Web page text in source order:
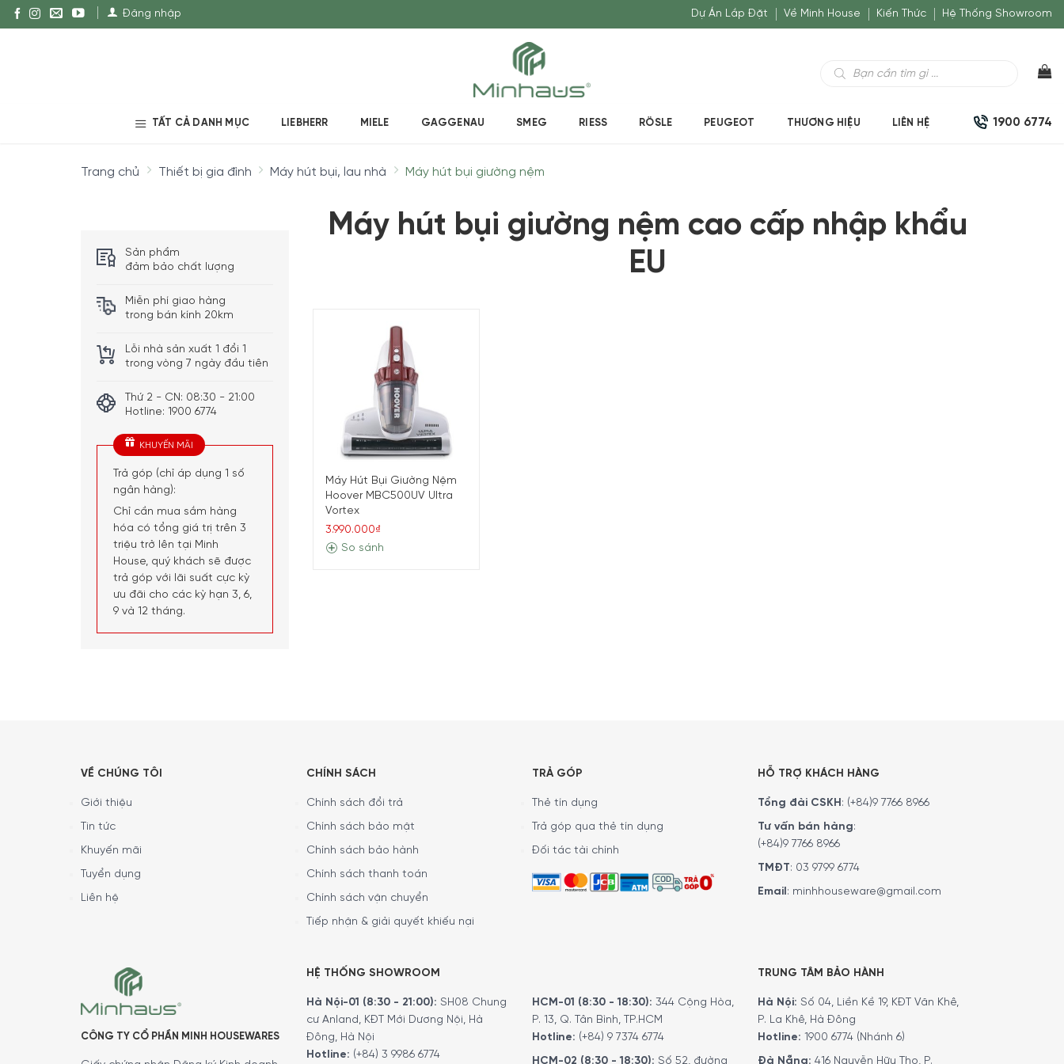
Đăng nhập Dự Án Lắp Đặt Về Minh House Kiến Thức Hệ Thống Showroom
kiếm
TẤT CẢ DANH MỤC LIEBHERR MIELE GAGGENAU SMEG RIESS RÖSLE PEUGEOT THƯƠNG HIỆU LIÊN HỆ 1900 6774
Trang chủ Thiết bị gia đình Máy hút bụi, lau nhà Máy hút bụi giường nệm
Sản phẩm
đảm bảo chất lượng
Miễn phí giao hàng
trong bán kính 20km
Lỗi nhà sản xuất 1 đổi 1
trong vòng 7 ngày đầu tiên
Thứ 2 - CN: 08:30 - 21:00
Hotline: 1900 6774
KHUYẾN MÃI
Trả góp (chỉ áp dụng 1 số
ngân hàng):
Chỉ cần mua sắm hàng
hóa có tổng giá trị trên 3
triệu trở lên tại Minh
House, quý khách sẽ được
trả góp với lãi suất cực kỳ
ưu đãi cho các kỳ hạn 3, 6,
9 và 12 tháng.
Máy hút bụi giường nệm cao cấp nhập khẩu
EU
Máy Hút Bụi Giường Nệm
Hoover MBC500UV Ultra
Vortex
3.990.000₫
So sánh
VỀ CHÚNG TÔI
Giới thiệu
Tin tức
Khuyến mãi
Tuyển dụng
Liên hệ
CHÍNH SÁCH
Chính sách đổi trả
Chính sách bảo mật
Chính sách bảo hành
Chính sách thanh toán
Chính sách vận chuyển
Tiếp nhận & giải quyết khiếu nại
TRẢ GÓP
Thẻ tín dụng
Trả góp qua thẻ tín dụng
Đối tác tài chính
HỖ TRỢ KHÁCH HÀNG
Tổng đài CSKH: (+84)9 7766 8966
Tư vấn bán hàng:
(+84)9 7766 8966
TMĐT: 03 9799 6774
Email: minhhouseware@gmail.com
CÔNG TY CỔ PHẦN MINH HOUSEWARES
HỆ THỐNG SHOWROOM
Hà Nội-01 (8:30 - 21:00): SH08 Chung
cư Anland, KĐT Mới Dương Nội, Hà
Đông, Hà Nội
Hotline: (+84) 3 9986 6774
HCM-01 (8:30 - 18:30): 344 Cộng Hòa,
P. 13, Q. Tân Bình, TP.HCM
Hotline: (+84) 9 7374 6774
HCM-02 (8:30 - 18:30): Số 52, đường
TRUNG TÂM BẢO HÀNH
Hà Nội: Số 04, Liền Kề 19, KĐT Văn Khê,
P. La Khê, Hà Đông
Hotline: 1900 6774 (Nhánh 6)
Đà Nẵng: 416 Nguyễn Hữu Thọ, P.